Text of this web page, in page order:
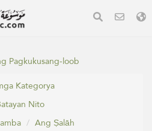
Pagkukusang-loob
Kategorya
Nito
Ang Ṣalāh